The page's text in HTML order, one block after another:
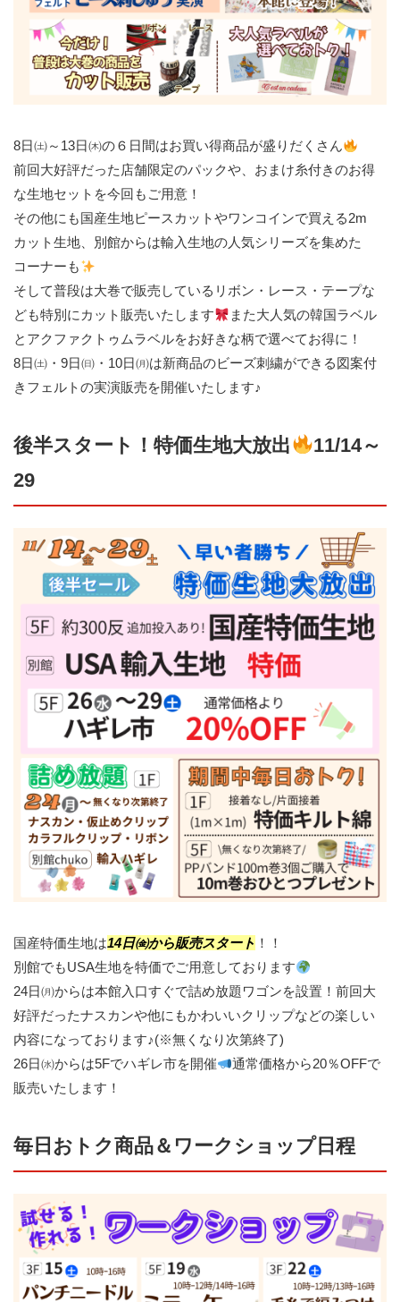
8日㈯～13日㈭の６日間はお買い得商品が盛りだくさん
前回大好評だった店舗限定のパックや、おまけ糸付きのお得
な生地セットを今回もご用意！
その他にも国産生地ピースカットやワンコインで買える2m
カット生地、別館からは輸入生地の人気シリーズを集めた
コーナーも
そして普段は大巻で販売しているリボン・レース・テープな
ども特別にカット販売いたします
また大人気の韓国ラベル
とアクファクトゥムラベルをお好きな柄で選べてお得に！
8日㈯・9日㈰・10日㈪は新商品のビーズ刺繍ができる図案付
きフェルトの実演販売を開催いたします♪
後半スタート！特価生地大放出
11/14～
29
国産特価生地は14日㈮から販売スタート ！！
別館でもUSA生地を特価でご用意しております
24日㈪からは本館入口すぐで詰め放題ワゴンを設置！前回大
好評だったナスカンや他にもかわいいクリップなどの楽しい
内容になっております♪(※無くなり次第終了)
26日㈬からは5Fでハギレ市を開催
通常価格から20％OFFで
販売いたします！
毎日おトク商品＆ワークショップ日程